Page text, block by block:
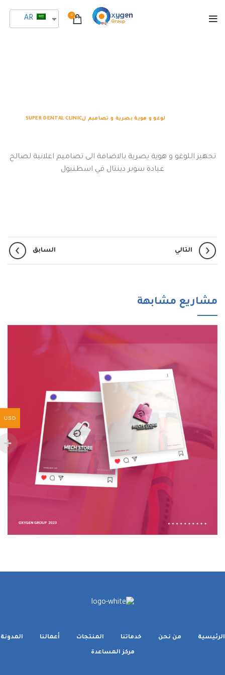
0
لوغو و هوية بصرية و تصاميم لSUPER DENTAL CLINIC
تجهيز اللوغو و هوية بصرية بالاضافة الى تصاميم اعلانية لصالح
عيادة سوبر دينتال في اسطنبول
التالي السابق
مشاريع مشابهة
الرئيسية من نحن خدماتنا المنتجات أعمالنا المدونة
مركز المساعدة
USD